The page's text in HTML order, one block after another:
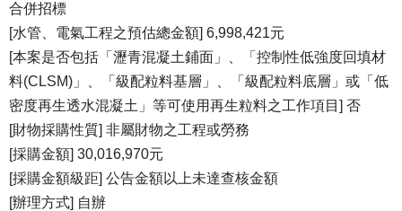
合併招標
[水管、電氣工程之預估總金額] 6,998,421元
[本案是否包括「瀝青混凝土鋪面」、「控制性低強度回填材
料(CLSM)」、「級配粒料基層」、「級配粒料底層」或「低
密度再生透水混凝土」等可使用再生粒料之工作項目] 否
[財物採購性質] 非屬財物之工程或勞務
[採購金額] 30,016,970元
[採購金額級距] 公告金額以上未達查核金額
[辦理方式] 自辦